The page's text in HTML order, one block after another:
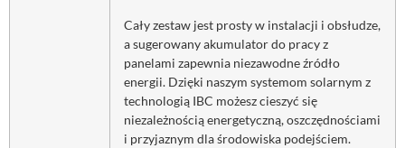
Cały zestaw jest prosty w instalacji i obsłudze,
a sugerowany akumulator do pracy z
panelami zapewnia niezawodne źródło
energii. Dzięki naszym systemom solarnym z
technologią IBC możesz cieszyć się
niezależnością energetyczną, oszczędnościami
i przyjaznym dla środowiska podejściem.